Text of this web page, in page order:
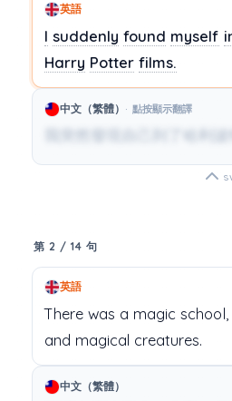
英語
I suddenly found myself
Harry Potter films.
中文（繁體） 點按顯示翻譯
我突然發現自己到了哈利
第 2 / 14 句
英語
There was a magicschool,
and magical creatures.
中文（繁體）